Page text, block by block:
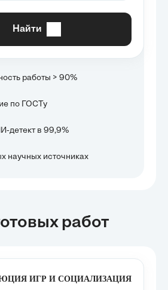
Найти
работы > 90%
по ГОСТу
детект в 99,9%
научных источниках
работ
ИГР И СОЦИАЛИЗАЦИЯ